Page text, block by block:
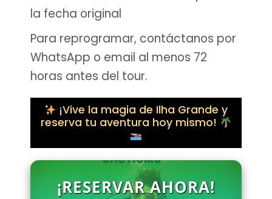
la fecha original
Para reprogramar, contáctanos por
WhatsApp o email al menos 72
horas antes del tour.
¡Vive la magia de Ilha Grande y
reserva tu aventura hoy mismo!
¡RESERVAR AHORA!